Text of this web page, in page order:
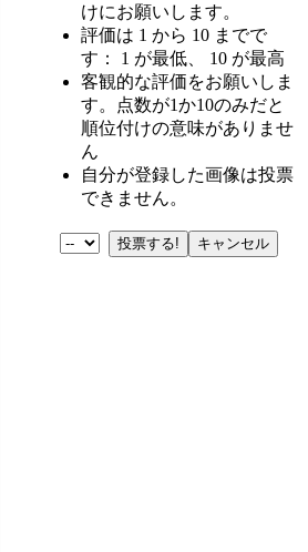
けにお願いします。
評価は 1 から 10 までで
す： 1 が最低、 10 が最高
客観的な評価をお願いしま
す。点数が1か10のみだと
順位付けの意味がありませ
ん
自分が登録した画像は投票
できません。